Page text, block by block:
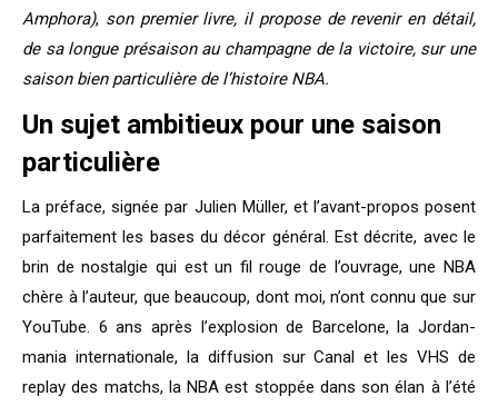
Amphora), son premier livre, il propose de revenir en détail,
de sa longue présaison au champagne de la victoire, sur une
saison bien particulière de l’histoire NBA.
Un sujet ambitieux pour une saison
particulière
La préface, signée par Julien Müller, et l’avant-propos posent
parfaitement les bases du décor général. Est décrite, avec le
brin de nostalgie qui est un fil rouge de l’ouvrage, une NBA
chère à l’auteur, que beaucoup, dont moi, n’ont connu que sur
YouTube. 6 ans après l’explosion de Barcelone, la Jordan-
mania internationale, la diffusion sur Canal et les VHS de
replay des matchs, la NBA est stoppée dans son élan à l’été